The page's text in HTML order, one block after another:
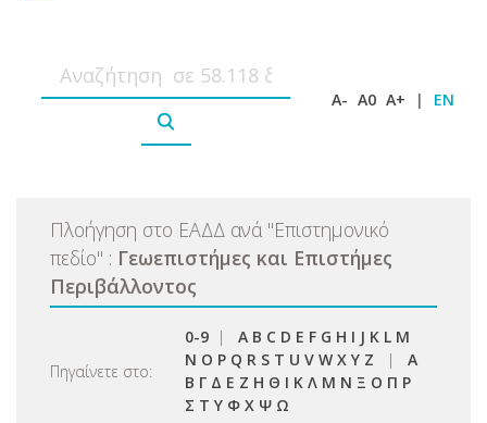
A- A0 A+ | EN
Πλοήγηση στο ΕΑΔΔ ανά "Επιστημονικό
πεδίο" : Γεωεπιστήμες και Επιστήμες
Περιβάλλοντος
Πηγαίνετε στο:
0-9 | A B C D E F G H I J K L M
N O P Q R S T U V W X Y Z | Α
Β Γ Δ Ε Ζ Η Θ Ι Κ Λ Μ Ν Ξ Ο Π Ρ
Σ Τ Υ Φ Χ Ψ Ω